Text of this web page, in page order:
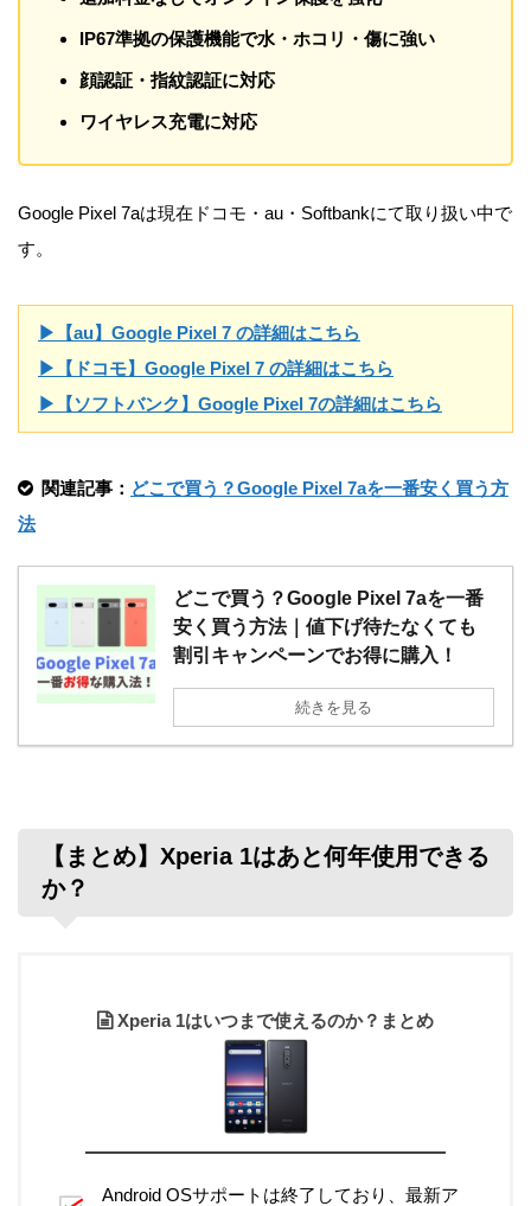
IP67準拠の保護機能で水・ホコリ・傷に強い
顔認証・指紋認証に対応
ワイヤレス充電に対応
Google Pixel 7aは現在ドコモ・au・Softbankにて取り扱い中で
す。
▶【au】Google Pixel 7 の詳細はこちら
▶【ドコモ】Google Pixel 7 の詳細はこちら
▶【ソフトバンク】Google Pixel 7の詳細はこちら
関連記事： どこで買う？Google Pixel 7aを一番安く買う方
法
どこで買う？Google Pixel 7aを一番
安く買う方法｜値下げ待たなくても
割引キャンペーンでお得に購入！
続きを見る
【まとめ】Xperia 1はあと何年使用できる
か？
Xperia 1はいつまで使えるのか？まとめ
Android OSサポートは終了しており、最新ア